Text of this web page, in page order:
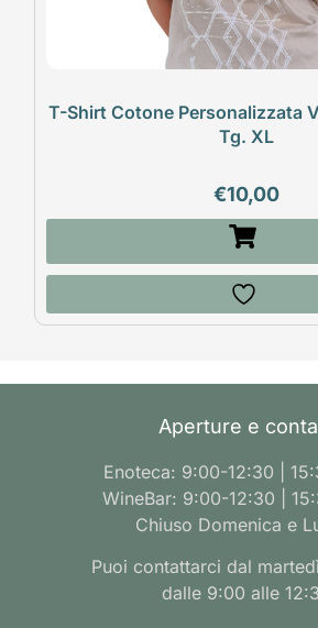
T-Shirt Cotone Personalizzata
Tg. XL
€10,00
Aperture e
Enoteca: 9:00-12:30 |
WineBar: 9:00-12:30 |
Chiuso Domenica e
Puoi contattarci dal
dalle 9:00 alle